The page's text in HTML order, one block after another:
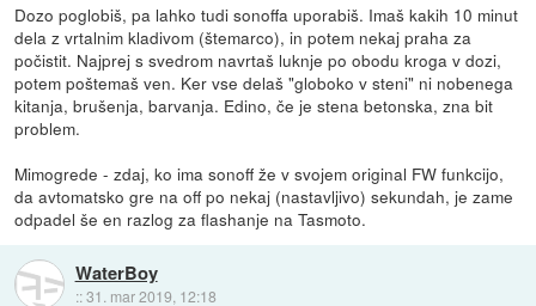
Dozo poglobiš, pa lahko tudi sonoffa uporabiš. Imaš kakih 10 minut
dela z vrtalnim kladivom (štemarco), in potem nekaj praha za
počistit. Najprej s svedrom navrtaš luknje po obodu kroga v dozi,
potem poštemaš ven. Ker vse delaš "globoko v steni" ni nobenega
kitanja, brušenja, barvanja. Edino, če je stena betonska, zna bit
problem.
Mimogrede - zdaj, ko ima sonoff že v svojem original FW funkcijo,
da avtomatsko gre na off po nekaj (nastavljivo) sekundah, je zame
odpadel še en razlog za flashanje na Tasmoto.
WaterBoy
::31. mar 2019, 12:18